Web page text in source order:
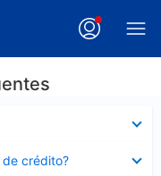
de crédito?